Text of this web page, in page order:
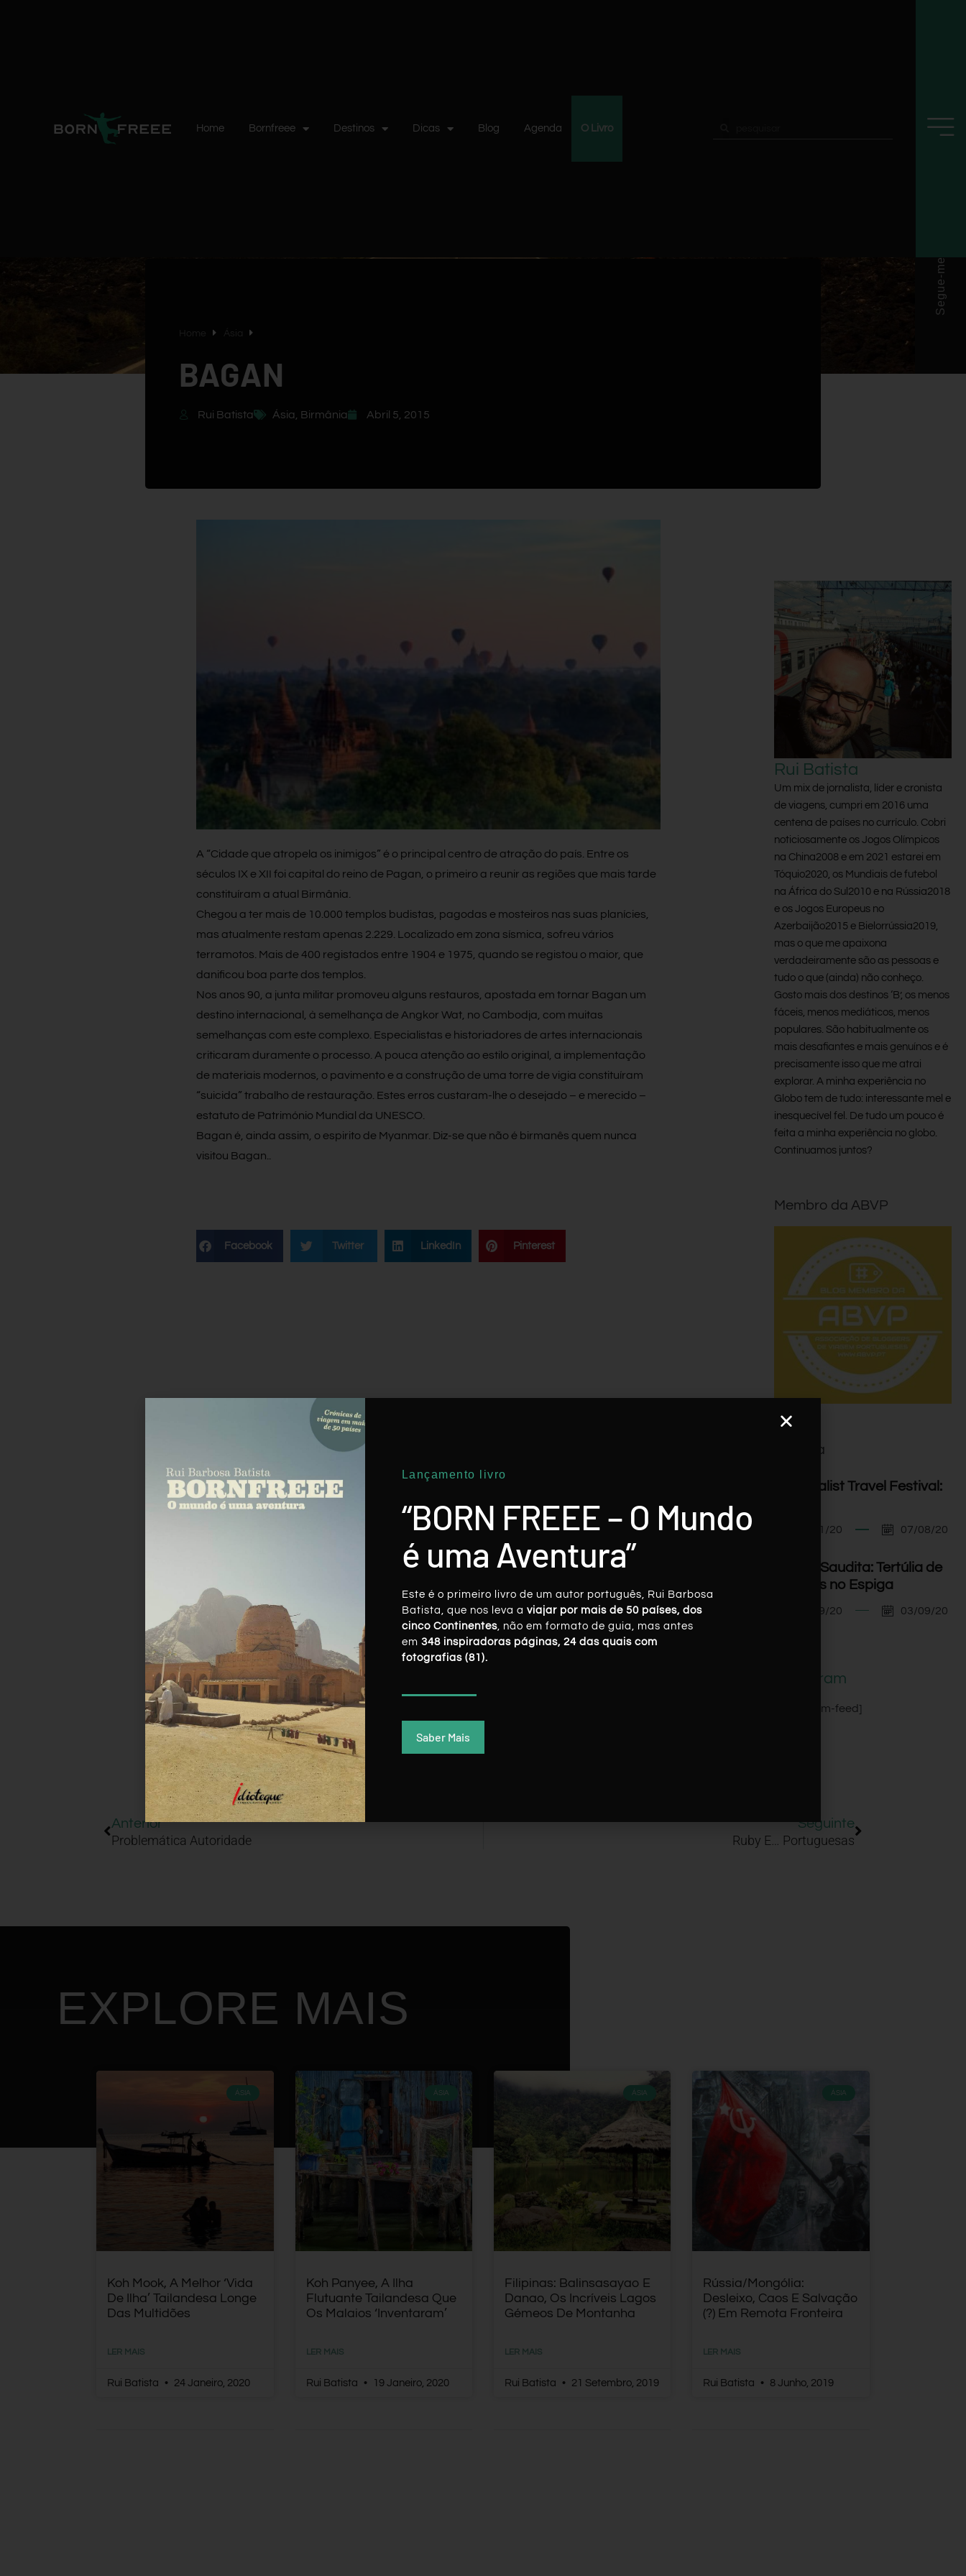
Home Bornfreee Destinos Dicas Blog Agenda O Livro
Segue-me
BAGAN
Rui Batista Ásia Birmânia Abril 5, 2015
A “Cidade que atropela os inimigos” é o principal centro de atração do país. Entre os
séculos IX e XII foi capital do reino de Pagan, o primeiro a reunir as regiões que mais tarde
constituíram a atual Birmânia.
Chegou a ter mais de 10.000 templos budistas, pagodas e mosteiros nas suas planícies,
mas atualmente restam apenas 2.229. Localizado em zona sísmica, sofreu vários
terramotos. Mais de 400 registados entre 1904 e 1975, quando se registou o maior, que
danificou boa parte dos templos.
Nos anos 90, a junta militar promoveu alguns restauros, apostada em tornar Bagan um
destino internacional, à semelhança de Angkor Wat, no Cambodja, com muitas
semelhanças com este complexo. Especialistas e historiadores de artes internacionais
criticaram duramente o processo. A pouca atenção ao estilo original, a implementação
de materiais modernos, o pavimento e a construção de uma torre de vigia constituíram
“suicida” trabalho de restauração. Estes erros custaram-lhe o desejado – e merecido –
estatuto de Património Mundial da UNESCO.
Bagan é, ainda assim, o espirito de Myanmar. Diz-se que não é birmanês quem nunca
visitou Bagan..
Facebook Twitter LinkedIn Pinterest
Rui Batista
Um mix de jornalista, líder e cronista
de viagens, cumpri em 2016 uma
centena de países no currículo. Cobri
noticiosamente os Jogos Olímpicos
na China2008 e em 2021 estarei em
Tóquio2020, os Mundiais de futebol
na África do Sul2010 e na Rússia2018
e os Jogos Europeus no
Azerbaijão2015 e Bielorrússia2019,
mas o que me apaixona
verdadeiramente são as pessoas e
tudo o que (ainda) não conheço.
Gosto mais dos destinos ‘B’, os menos
fáceis, menos mediáticos, menos
populares. São habitualmente os
mais desafiantes e mais genuínos e é
precisamente isso que me atrai
explorar. A minha experiência no
Globo tem de tudo: interessante mel e
inesquecível fel. De tudo um pouco é
feita a minha experiência no globo.
Continuamos juntos?
Membro da ABVP
Agenda
I Minimalist Travel Festival:
07/11/20 07/08/20
Arábia Saudita: Tertúlia de
Viagens no Espiga
03/09/20 03/09/20
Instagram
[instagram-feed]
Anterior
Problemática Autoridade
Seguinte
Ruby E… Portuguesas
EXPLORE MAIS
ÁSIA
Koh Mook, A Melhor ‘vida
De Ilha’ Tailandesa Longe
Das Multidões
LER MAIS
Rui Batista 24 Janeiro, 2020
ÁSIA
Koh Panyee, A Ilha
Flutuante Tailandesa Que
Os Malaios ‘inventaram’
LER MAIS
Rui Batista 19 Janeiro, 2020
ÁSIA
Filipinas: Balinsasayao E
Danao, Os Incríveis Lagos
Gémeos De Montanha
LER MAIS
Rui Batista 21 Setembro, 2019
ÁSIA
Rússia/Mongólia:
Desleixo, Caos E Salvação
(?) Em Remota Fronteira
LER MAIS
Rui Batista 8 Junho, 2019
Lançamento livro
“BORN FREEE – O Mundo
é uma Aventura”
Este é o primeiro livro de um autor português, Rui Barbosa
Batista, que nos leva a viajar por mais de 50 países, dos
cinco Continentes, não em formato de guia, mas antes
em 348 inspiradoras páginas, 24 das quais com
fotografias (81).
Saber Mais